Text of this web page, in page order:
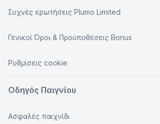
Συχνές ερωτήσεις Plumo Limited
Γενικοί Όροι & Προϋποθέσεις Bonus
Ρυθμίσεις cookie
Οδηγός Παιγνίου
Ασφαλές παιχνίδι